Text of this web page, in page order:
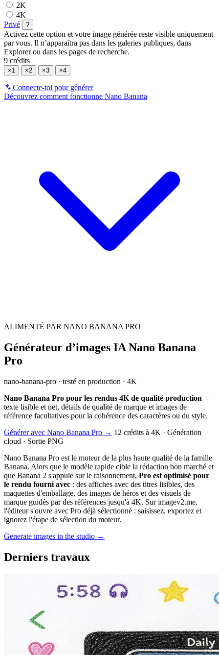
2K
4K
Privé
?
Activez cette option et votre image générée reste visible uniquement
par vous. Il n’apparaîtra pas dans les galeries publiques, dans
Explorer ou dans les pages de recherche.
9 crédits
×1 ×2 ×3 ×4
Connecte-toi pour générer
Découvrez comment fonctionne Nano Banana
ALIMENTÉ PAR NANO BANANA PRO
Générateur d’images IA Nano Banana
Pro
nano-banana-pro · testé en production · 4K
Nano Banana Pro pour les rendus 4K de qualité production —
texte lisible et net, détails de qualité de marque et images de
référence facultatives pour la cohérence des caractères ou du style.
Générer avec Nano Banana Pro → 12 crédits à 4K · Génération
cloud · Sortie PNG
Nano Banana Pro est le moteur de la plus haute qualité de la famille
Banana. Alors que le modèle rapide cible la rédaction bon marché et
que Banana 2 s'appuie sur le raisonnement, Pro est optimisé pour
le rendu fourni avec : des affiches avec des titres lisibles, des
maquettes d'emballage, des images de héros et des visuels de
marque guidés par des références jusqu'à 4K. Sur imagev2.me,
l'éditeur s'ouvre avec Pro déjà sélectionné : saisissez, exportez et
ignorez l'étape de sélection du moteur.
Generate images in the studio →
Derniers travaux